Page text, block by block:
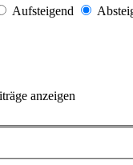
Aufsteigend
anzeigen